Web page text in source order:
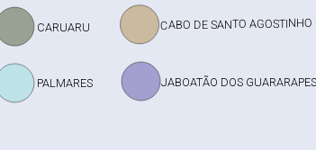
CARUARU
PALMARES
CABO DE SANTO AGOSTINHO
JABOATÃO DOS GUARARAPES